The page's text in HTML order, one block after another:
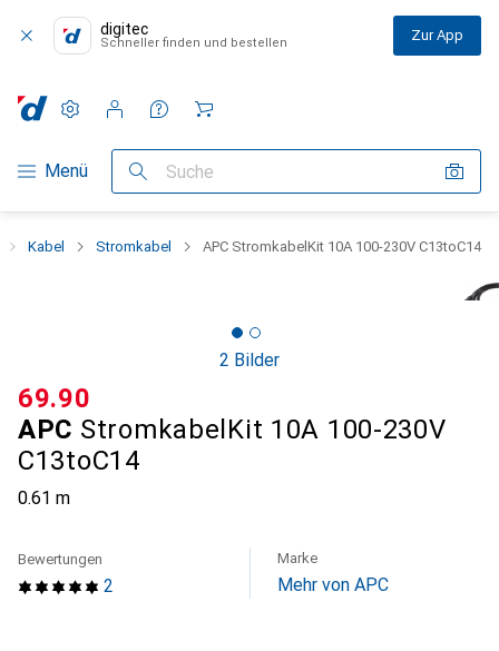
digitec
Schneller finden und bestellen Zur App
Navigation nach Kategorien
Menü Suche
Einstellungen
Kundenkonto
Vergleichslisten
Merklisten
Warenkorb
Kabel Stromkabel APC StromkabelKit 10A 100-230V C13toC14
2 Bilder
APC StromkabelKit 10A 100-230V
C13toC14
0.61 m
CHF
69.90
2
Bewertungen Marke
Mehr von APC